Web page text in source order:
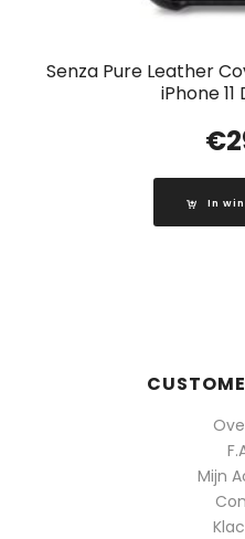
Senza Pure Leather
iPhone
€
In
Mijn